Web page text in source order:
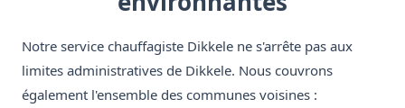
Notre service chauffagiste Dikkele ne s'arrête pas aux
limites administratives de Dikkele. Nous couvrons
également l'ensemble des communes voisines :